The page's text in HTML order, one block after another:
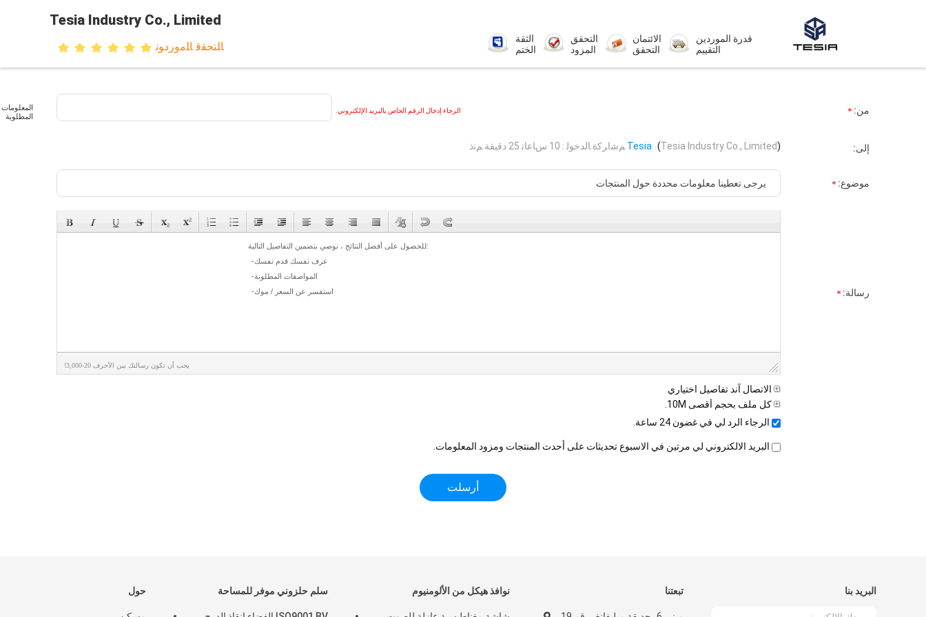
Tesia Industry Co., Limited
ﺎﻠﺘﺤﻘﻗ ﺎﻠﻣﻭﺭﺩﻮﻧ
الثقة
الختم
التحقق
المزود
الائتمان
التحقق
قدرة الموردين
التقييم
من: الرجاء إدخال الرقم الخاص بالبريد الإلكتروني.
المعلومات
المطلوبة
إلى: Tesia (Tesia Industry Co., Limited) ﻢﺷﺍﺮﻛﺓ ﺎﻟﺪﺧﻮﻟ : 10 ﺱﺎﻋﺎﺗ 25 دقيقة ﻢﻧﺫ
موضوع:
رسالة:
يجب أن تكون رسالتك بين الأحرف 20-3,000!
الاتصال آند تفاصيل اختياري
كل ملف بحجم أقصى 10M.
الرجاء الرد لي في غضون 24 ساعة.
البريد الالكتروني لي مرتين في الاسبوع تحديثات على أحدث المنتجات ومزود المعلومات.
حول سلم حلزوني موفر للمساحة نوافذ هيكل من الألومنيوم تبعتنا البريد بنا